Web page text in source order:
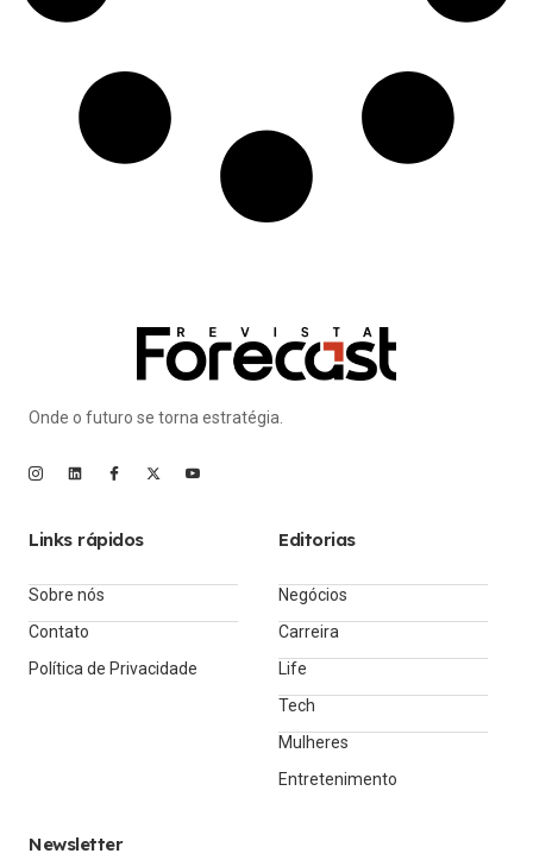
Onde o futuro se torna estratégia.
Links rápidos
Sobre nós
Contato
Política de Privacidade
Editorias
Negócios
Carreira
Life
Tech
Mulheres
Entretenimento
Newsletter